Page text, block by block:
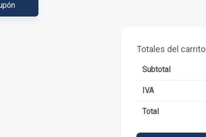
Totales del carrito
Subtotal
IVA
Total